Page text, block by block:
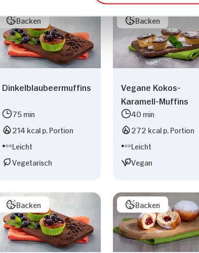
Backen
Dinkelblaubeermuffins
75 min
214 kcal p. Portion
Leicht
Vegetarisch
Backen
Vegane Kokos-
Karamell-Muffins
40 min
272 kcal p. Portion
Leicht
Vegan
Backen Backen